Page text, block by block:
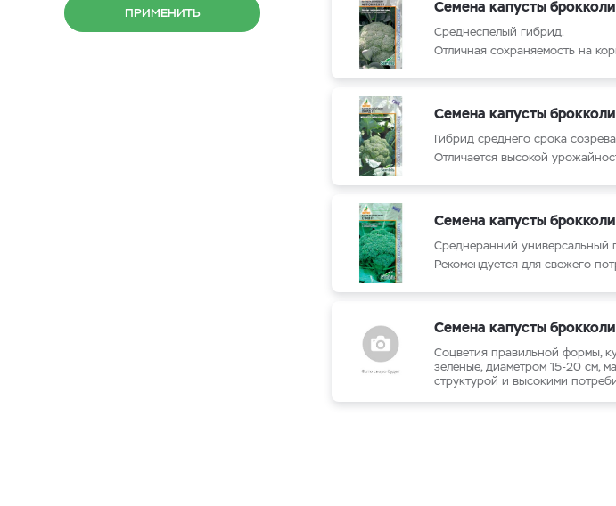
ПРИМЕНИТЬ Семена капусты
Среднеспелый гибрид.
Отличная сохраняемость на
Семена капусты
Гибрид среднего срока
Отличается высокой
Семена капусты
Среднеранний универсальный
Рекомендуется для свежего
Семена капусты
Соцветия правильной формы,
зеленые, диаметром 15-20 см,
структурой и высокими